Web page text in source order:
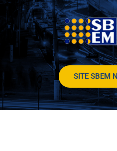
SITE SBEM